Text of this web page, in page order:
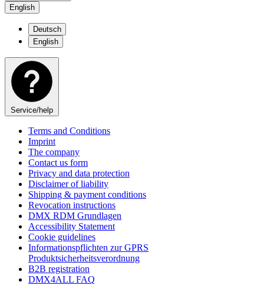
English
Deutsch
English
Service/help
Terms and Conditions
Imprint
The company
Contact us form
Privacy and data protection
Disclaimer of liability
Shipping & payment conditions
Revocation instructions
DMX RDM Grundlagen
Accessibility Statement
Cookie guidelines
Informationspflichten zur GPRS
Produktsicherheitsverordnung
B2B registration
DMX4ALL FAQ